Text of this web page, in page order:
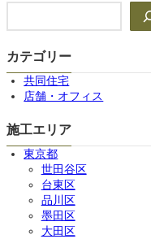
カテゴリー
共同住宅
店舗・オフィス
施工エリア
東京都
世田谷区
台東区
品川区
墨田区
大田区